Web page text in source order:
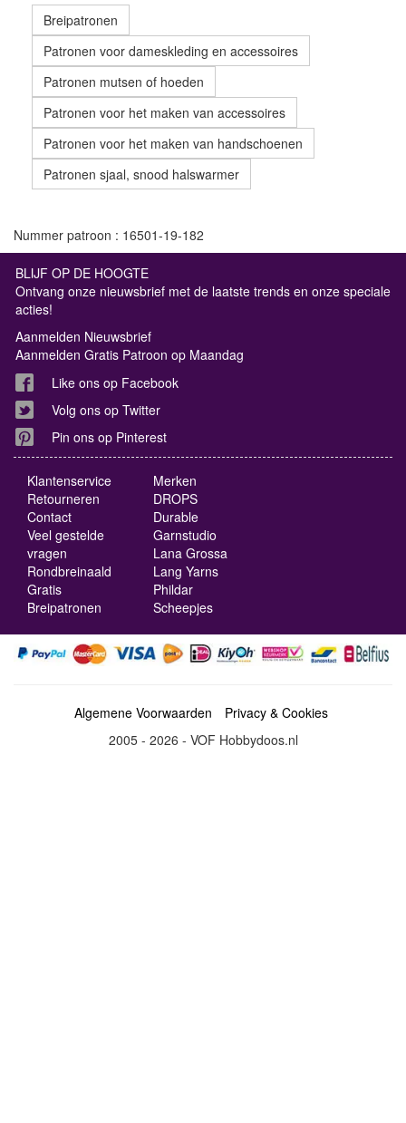
Breipatronen
Patronen voor dameskleding en accessoires
Patronen mutsen of hoeden
Patronen voor het maken van accessoires
Patronen voor het maken van handschoenen
Patronen sjaal, snood halswarmer
Nummer patroon : 16501-19-182
BLIJF OP DE HOOGTE
Ontvang onze nieuwsbrief met de laatste trends en onze speciale
acties!
Aanmelden Nieuwsbrief
Aanmelden Gratis Patroon op Maandag
Like ons op Facebook
Volg ons op Twitter
Pin ons op Pinterest
Klantenservice
Retourneren
Contact
Veel gestelde
vragen
Rondbreinaald
Gratis
Breipatronen
Merken
DROPS
Durable
Garnstudio
Lana Grossa
Lang Yarns
Phildar
Scheepjes
Algemene Voorwaarden
Privacy & Cookies
2005 - 2026 - VOF Hobbydoos.nl